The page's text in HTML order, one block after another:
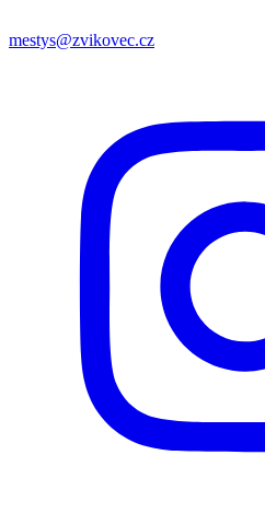
mestys@zvikovec.cz